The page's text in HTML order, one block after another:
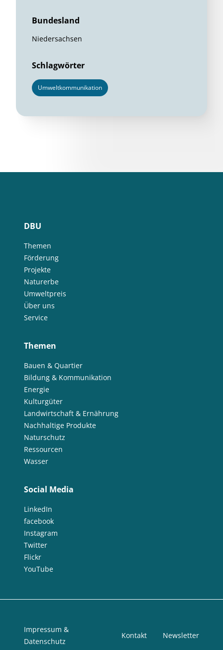
Bundesland
Niedersachsen
Schlagwörter
Umweltkommunikation
DBU
Themen
Förderung
Projekte
Naturerbe
Umweltpreis
Über uns
Service
Themen
Bauen & Quartier
Bildung & Kommunikation
Energie
Kulturgüter
Landwirtschaft & Ernährung
Nachhaltige Produkte
Naturschutz
Ressourcen
Wasser
Social Media
LinkedIn
facebook
Instagram
Twitter
Flickr
YouTube
Impressum &
Datenschutz
Kontakt Newsletter